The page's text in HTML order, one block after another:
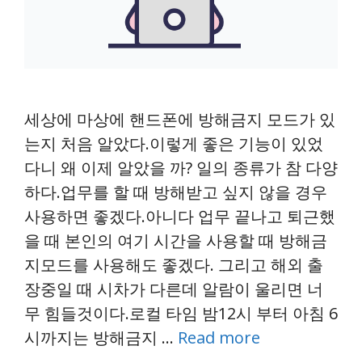
세상에 마상에 핸드폰에 방해금지 모드가 있
는지 처음 알았다.이렇게 좋은 기능이 있었
다니 왜 이제 알았을 까? 일의 종류가 참 다양
하다.업무를 할 때 방해받고 싶지 않을 경우
사용하면 좋겠다.아니다 업무 끝나고 퇴근했
을 때 본인의 여기 시간을 사용할 때 방해금
지모드를 사용해도 좋겠다. 그리고 해외 출
장중일 때 시차가 다른데 알람이 울리면 너
무 힘들것이다.로컬 타임 밤12시 부터 아침 6
시까지는 방해금지 … Read more